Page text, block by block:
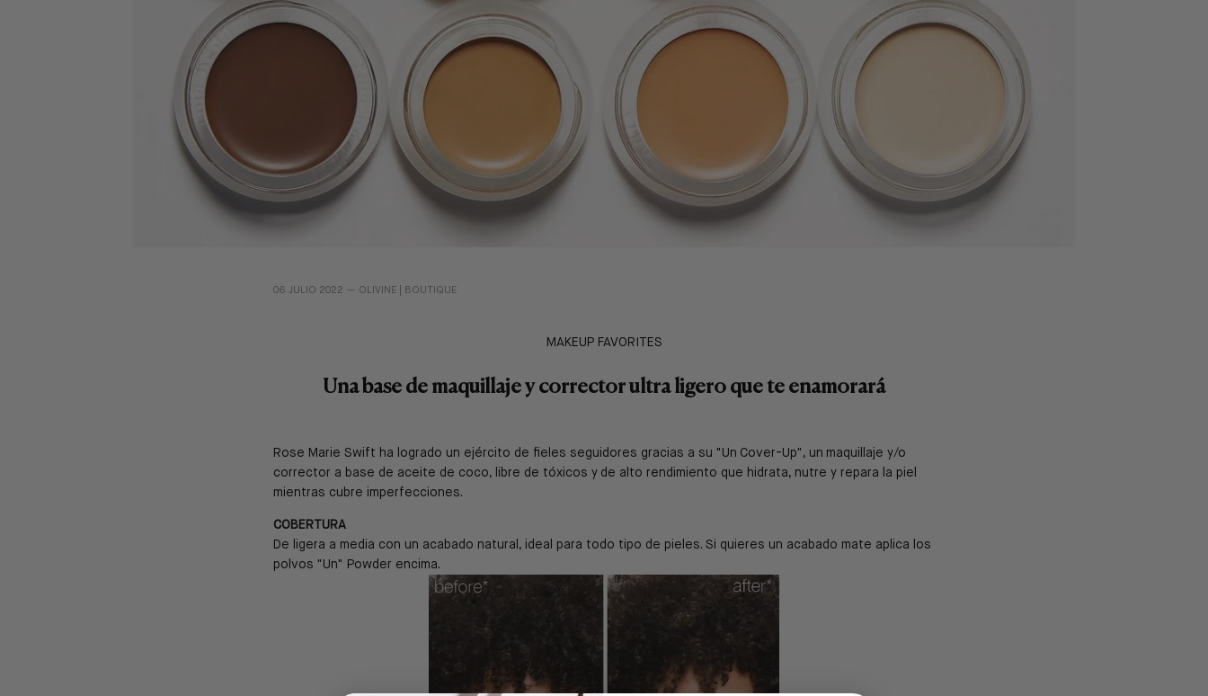
06 JULIO 2022 — OLIVINE | BOUTIQUE
MAKEUP FAVORITES
Una base de maquillaje y corrector ultra ligero que te enamorará
Rose Marie Swift ha logrado un ejército de fieles seguidores gracias a su "Un Cover-Up", un maquillaje y/o
corrector a base de aceite de coco, libre de tóxicos y de alto rendimiento que hidrata, nutre y repara la piel
mientras cubre imperfecciones.
COBERTURA
De ligera a media con un acabado natural, ideal para todo tipo de pieles. Si quieres un acabado mate aplica los
polvos "Un" Powder encima.